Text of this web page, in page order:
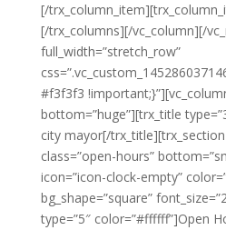
[/
[/trx_columns][/vc_column][/
full_width=”stretch_row”
#f3f3f3
bottom=”huge”][trx_title
city mayor[/
class=”open-hours”
icon=”icon-clock-empty”
bg_shape=”square”
type=”5″ color=”#ffffff”]Open